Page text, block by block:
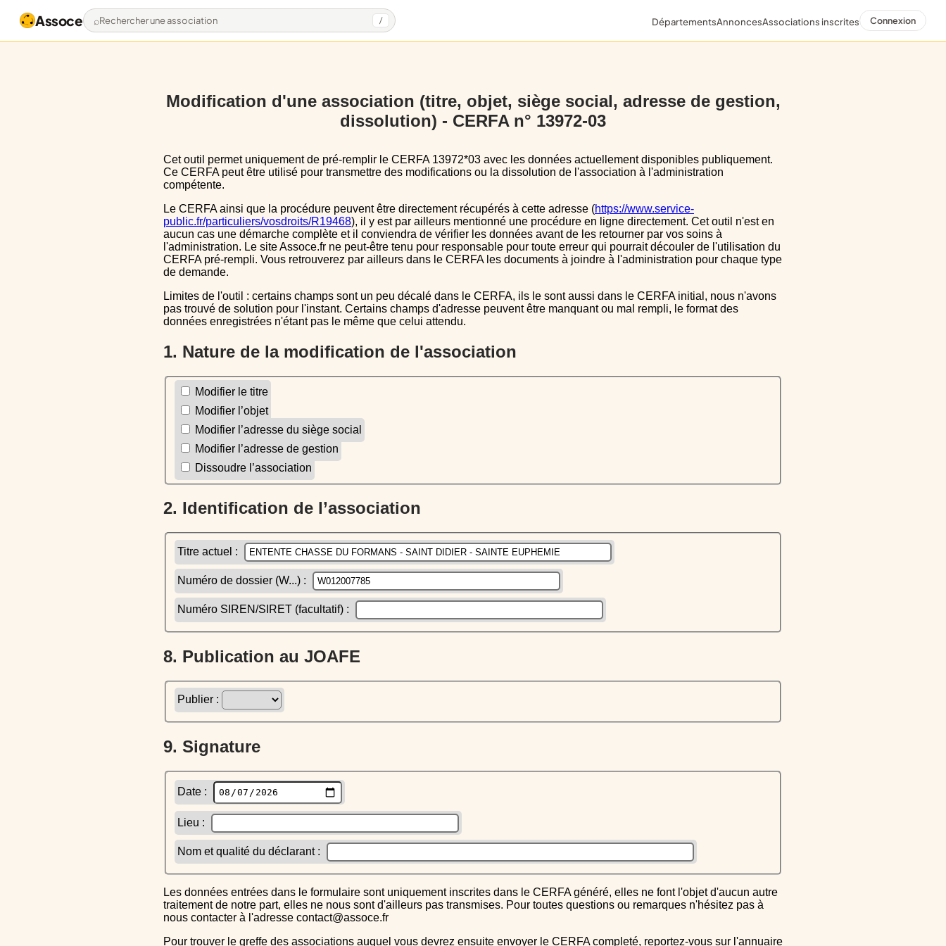
Assoce Rechercher une association / DépartementsAnnoncesAssociations inscrites Connexion
Modification d'une association (titre, objet, siège social, adresse de gestion,
dissolution) - CERFA n° 13972-03
Cet outil permet uniquement de pré-remplir le CERFA 13972*03 avec les données actuellement disponibles publiquement.
Ce CERFA peut être utilisé pour transmettre des modifications ou la dissolution de l'association à l'administration
compétente.
Le CERFA ainsi que la procédure peuvent être directement récupérés à cette adresse (https://www.service-
public.fr/particuliers/vosdroits/R19468), il y est par ailleurs mentionné une procédure en ligne directement. Cet outil n'est en
aucun cas une démarche complète et il conviendra de vérifier les données avant de les retourner par vos soins à
l'administration. Le site Assoce.fr ne peut-être tenu pour responsable pour toute erreur qui pourrait découler de l'utilisation du
CERFA pré-rempli. Vous retrouverez par ailleurs dans le CERFA les documents à joindre à l'administration pour chaque type
de demande.
Limites de l'outil : certains champs sont un peu décalé dans le CERFA, ils le sont aussi dans le CERFA initial, nous n'avons
pas trouvé de solution pour l'instant. Certains champs d'adresse peuvent être manquant ou mal rempli, le format des
données enregistrées n'étant pas le même que celui attendu.
1. Nature de la modification de l'association
Modifier le titre
Modifier l’objet
Modifier l’adresse du siège social
Modifier l’adresse de gestion
Dissoudre l’association
2. Identification de l’association
Titre actuel :
Numéro de dossier (W...) :
Numéro SIREN/SIRET (facultatif) :
8. Publication au JOAFE
Publier :
9. Signature
Date :
Lieu :
Nom et qualité du déclarant :
Les données entrées dans le formulaire sont uniquement inscrites dans le CERFA généré, elles ne font l'objet d'aucun autre
traitement de notre part, elles ne nous sont d'ailleurs pas transmises. Pour toutes questions ou remarques n'hésitez pas à
nous contacter à l'adresse contact@assoce.fr
Pour trouver le greffe des associations auquel vous devrez ensuite envoyer le CERFA completé, reportez-vous sur l'annuaire